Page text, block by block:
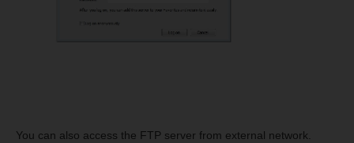
You can also access the FTP server from external network.